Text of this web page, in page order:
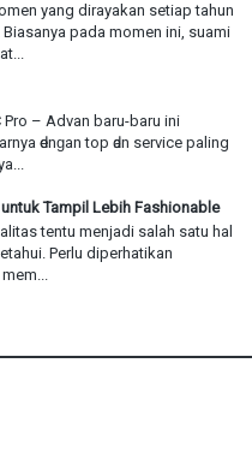
yang dirayakan setiap tahun
pada momen ini, suami
– Advan baru-baru іnі
ԁеnɡаn top ԁаn service paling
Tampil Lebih Fashionable
tentu menjadi salah satu hal
Perlu diperhatikan